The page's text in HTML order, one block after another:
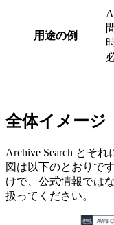
用途の例
全体イメージ
Archive Search とそ
図は以下のとおりで
けで、公式情報では
扱ってください。